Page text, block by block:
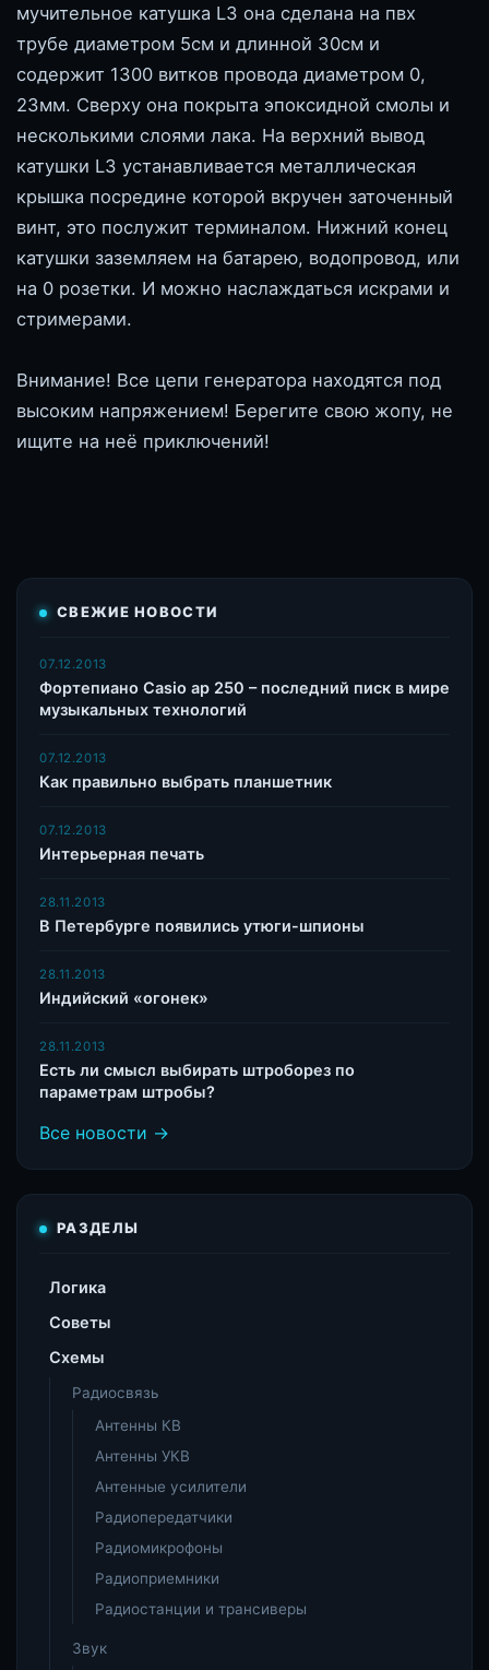
мучительное катушка L3 она сделана на пвх
трубе диаметром 5см и длинной 30см и
содержит 1300 витков провода диаметром 0,
23мм. Сверху она покрыта эпоксидной смолы и
несколькими слоями лака. На верхний вывод
катушки L3 устанавливается металлическая
крышка посредине которой вкручен заточенный
винт, это послужит терминалом. Нижний конец
катушки заземляем на батарею, водопровод, или
на 0 розетки. И можно наслаждаться искрами и
стримерами.
Внимание! Все цепи генератора находятся под
высоким напряжением! Берегите свою жопу, не
ищите на неё приключений!
СВЕЖИЕ НОВОСТИ
07.12.2013
Фортепиано Casio ap 250 – последний писк в мире
музыкальных технологий
07.12.2013
Как правильно выбрать планшетник
07.12.2013
Интерьерная печать
28.11.2013
В Петербурге появились утюги-шпионы
28.11.2013
Индийский «огонек»
28.11.2013
Есть ли смысл выбирать штроборез по
параметрам штробы?
Все новости →
РАЗДЕЛЫ
Логика
Советы
Схемы
Радиосвязь
Антенны КВ
Антенны УКВ
Антенные усилители
Радиопередатчики
Радиомикрофоны
Радиоприемники
Радиостанции и трансиверы
Звук